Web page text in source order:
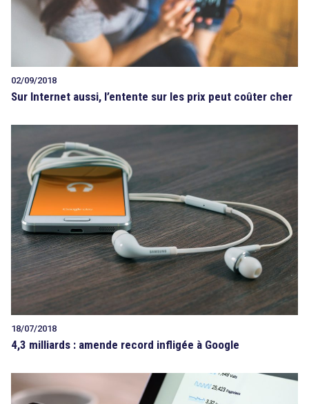
02/09/2018
Sur Internet aussi, l’entente sur les prix peut coûter cher
18/07/2018
4,3 milliards : amende record infligée à Google